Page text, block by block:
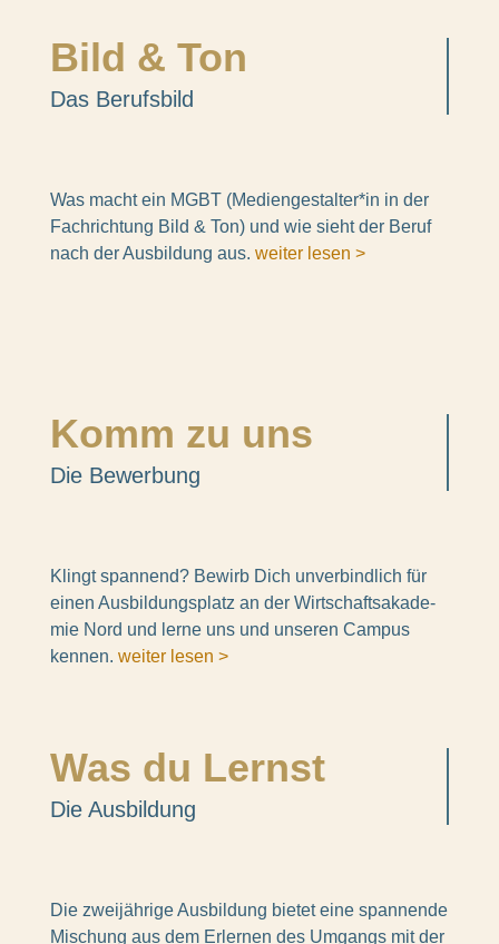
Bild & Ton
Das Berufs­bild
Was macht ein MGBT (Mediengestalter*in in der
Fach­rich­tung Bild & Ton) und wie sieht der Beruf
nach der Ausbil­dung aus. weiter lesen >
Komm zu uns
Die Bewer­bung
Klingt span­nend? Bewirb Dich unver­bind­lich für
einen Ausbil­dungs­platz an der Wirt­schafts­aka­de­
mie Nord und lerne uns und unse­ren Campus
kennen. weiter lesen >
Was du Lernst
Die Ausbil­dung
Die zwei­jäh­rige Ausbil­dung bietet eine span­nende
Mischung aus dem Erler­nen des Umgangs mit der